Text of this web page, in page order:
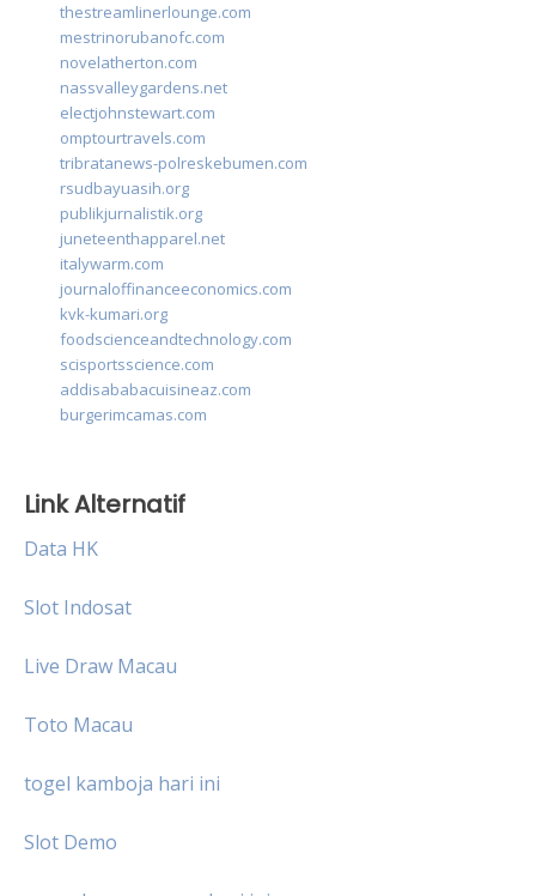
thestreamlinerlounge.com
mestrinorubanofc.com
novelatherton.com
nassvalleygardens.net
electjohnstewart.com
omptourtravels.com
tribratanews-polreskebumen.com
rsudbayuasih.org
publikjurnalistik.org
juneteenthapparel.net
italywarm.com
journaloffinanceeconomics.com
kvk-kumari.org
foodscienceandtechnology.com
scisportsscience.com
addisababacuisineaz.com
burgerimcamas.com
Link Alternatif
Data HK
Slot Indosat
Live Draw Macau
Toto Macau
togel kamboja hari ini
Slot Demo